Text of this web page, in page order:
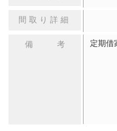
間取り詳細
備 考 定期